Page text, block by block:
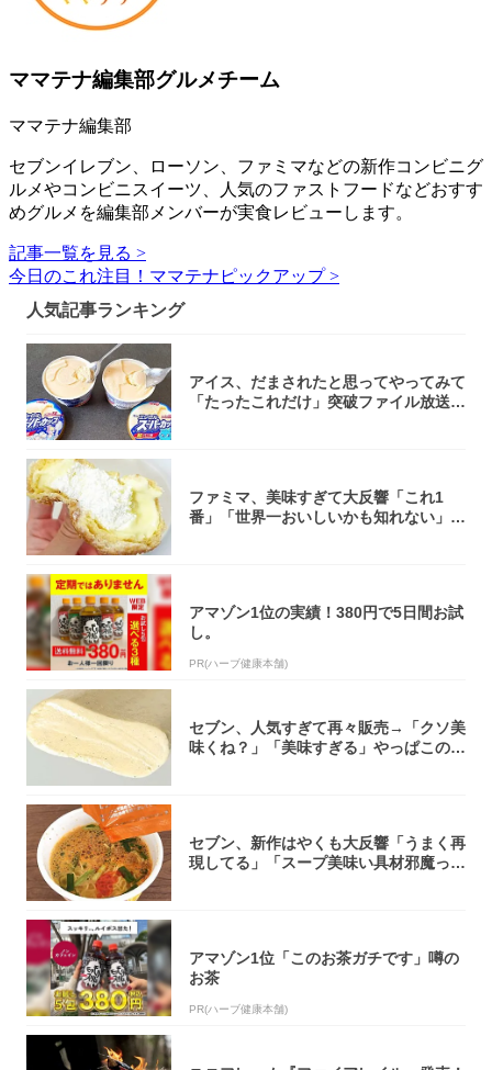
ママテナ編集部グルメチーム
ママテナ編集部
セブンイレブン、ローソン、ファミマなどの新作コンビニグ
ルメやコンビニスイーツ、人気のファストフードなどおすす
めグルメを編集部メンバーが実食レビューします。
記事一覧を見る >
今日のこれ注目！ママテナピックアップ >
人気記事ランキング
アイス、だまされたと思ってやってみて
「たったこれだけ」突破ファイル放送で
ファミマ、美味すぎて大反響「これ1
番」「世界一おいしいかも知れない」
アマゾン1位の実績！380円で5日間お試
し。
PR(ハーブ健康本舗)
セブン、人気すぎて再々販売→「クソ美
味くね？」「美味すぎる」やっぱこのク
セブン、新作はやくも大反響「うまく再
現してる」「スープ美味い具材邪魔って
アマゾン1位「このお茶ガチです」噂の
お茶
PR(ハーブ健康本舗)